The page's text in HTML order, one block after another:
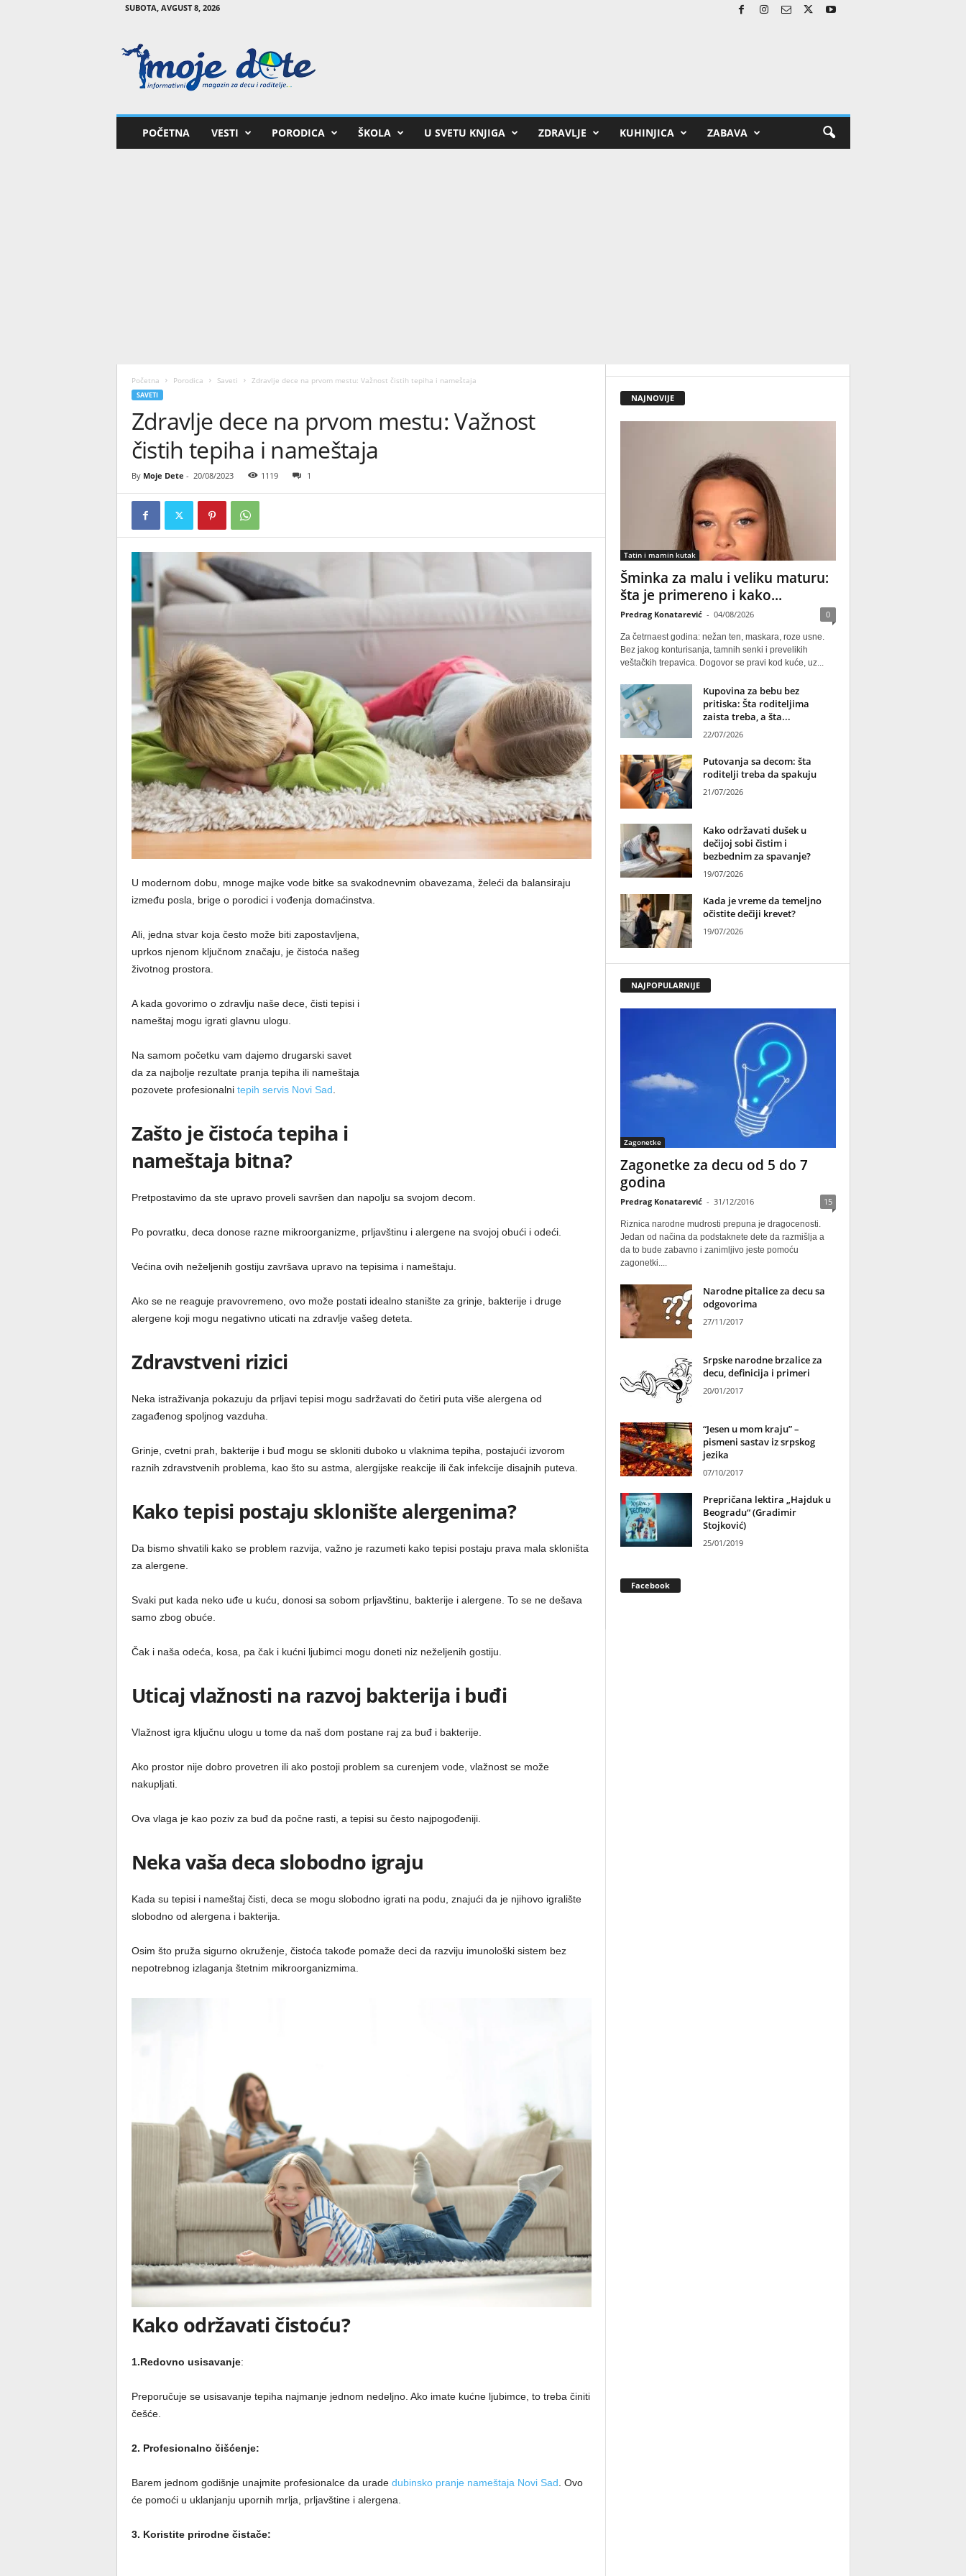
SUBOTA, AVGUST 8, 2026
o
POČETNA VESTI PORODICA ŠKOLA U SVETU KNJIGA ZDRAVLJE KUHINJICA ZABAVA
Početna Porodica Saveti Zdravlje dece na prvom mestu: Važnost čistih tepiha i nameštaja
SAVETI
Zdravlje dece na prvom mestu: Važnost
čistih tepiha i nameštaja
By Moje Dete - 20/08/2023 1119 1
U modernom dobu, mnoge majke vode bitke sa svakodnevnim obavezama, želeći da balansiraju
između posla, brige o porodici i vođenja domaćinstva.
Ali, jedna stvar koja često može biti zapostavljena,
uprkos njenom ključnom značaju, je čistoća našeg
životnog prostora.
A kada govorimo o zdravlju naše dece, čisti tepisi i
nameštaj mogu igrati glavnu ulogu.
Na samom početku vam dajemo drugarski savet
da za najbolje rezultate pranja tepiha ili nameštaja
pozovete profesionalni tepih servis Novi Sad
Zašto je čistoća tepiha i
nameštaja bitna?
Pretpostavimo da ste upravo proveli savršen dan napolju sa svojom decom.
Po povratku, deca donose razne mikroorganizme, prljavštinu i alergene na svojoj obući i odeći.
Većina ovih neželjenih gostiju završava upravo na tepisima i nameštaju.
Ako se ne reaguje pravovremeno, ovo može postati idealno stanište za grinje, bakterije i druge
alergene koji mogu negativno uticati na zdravlje vašeg deteta.
Zdravstveni rizici
Neka istraživanja pokazuju da prljavi tepisi mogu sadržavati do četiri puta više alergena od
zagađenog spoljnog vazduha.
Grinje, cvetni prah, bakterije i buđ mogu se skloniti duboko u vlaknima tepiha, postajući izvorom
raznih zdravstvenih problema, kao što su astma, alergijske reakcije ili čak infekcije disajnih puteva.
Kako tepisi postaju sklonište alergenima?
Da bismo shvatili kako se problem razvija, važno je razumeti kako tepisi postaju prava mala skloništa
za alergene.
Svaki put kada neko uđe u kuću, donosi sa sobom prljavštinu, bakterije i alergene. To se ne dešava
samo zbog obuće.
Čak i naša odeća, kosa, pa čak i kućni ljubimci mogu doneti niz neželjenih gostiju.
Uticaj vlažnosti na razvoj bakterija i buđi
Vlažnost igra ključnu ulogu u tome da naš dom postane raj za buđ i bakterije.
Ako prostor nije dobro provetren ili ako postoji problem sa curenjem vode, vlažnost se može
nakupljati.
Ova vlaga je kao poziv za buđ da počne rasti, a tepisi su često najpogođeniji.
Neka vaša deca slobodno igraju
Kada su tepisi i nameštaj čisti, deca se mogu slobodno igrati na podu, znajući da je njihovo igralište
slobodno od alergena i bakterija.
Osim što pruža sigurno okruženje, čistoća takođe pomaže deci da razviju imunološki sistem bez
nepotrebnog izlaganja štetnim mikroorganizmima.
Kako održavati čistoću?
1.Redovno usisavanje:
Preporučuje se usisavanje tepiha najmanje jednom nedeljno. Ako imate kućne ljubimce, to treba činiti
češće.
2. Profesionalno čišćenje:
Barem jednom godišnje unajmite profesionalce da urade dubinsko pranje nameštaja Novi Sad. Ovo
će pomoći u uklanjanju upornih mrlja, prljavštine i alergena.
3. Koristite prirodne čistače:
NAJNOVIJE
Tatin i mamin kutak
Šminka za malu i veliku maturu:
šta je primereno i kako...
Predrag Konatarević - 04/08/2026 0
Za četrnaest godina: nežan ten, maskara, roze usne.
Bez jakog konturisanja, tamnih senki i prevelikih
veštačkih trepavica. Dogovor se pravi kod kuće, uz...
Kupovina za bebu bez
pritiska: Šta roditeljima
zaista treba, a šta...
22/07/2026
Putovanja sa decom: šta
roditelji treba da spakuju
21/07/2026
Kako održavati dušek u
dečijoj sobi čistim i
bezbednim za spavanje?
19/07/2026
Kada je vreme da temeljno
očistite dečiji krevet?
19/07/2026
NAJPOPULARNIJE
Zagonetke
Zagonetke za decu od 5 do 7
godina
Predrag Konatarević - 31/12/2016 15
Riznica narodne mudrosti prepuna je dragocenosti.
Jedan od načina da podstaknete dete da razmišlja a
da to bude zabavno i zanimljivo jeste pomoću
zagonetki....
Narodne pitalice za decu sa
odgovorima
27/11/2017
Srpske narodne brzalice za
decu, definicija i primeri
20/01/2017
“Jesen u mom kraju” –
pismeni sastav iz srpskog
jezika
07/10/2017
Prepričana lektira „Hajduk u
Beogradu“ (Gradimir
Stojković)
25/01/2019
Facebook